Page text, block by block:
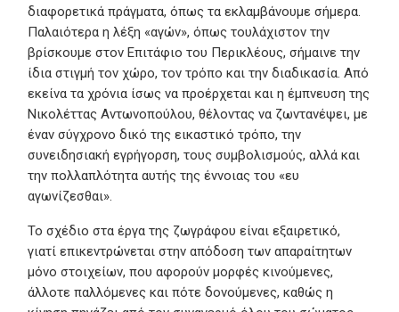
διαφορετικά πράγματα, όπως τα εκλαμβάνουμε σήμερα.
Παλαιότερα η λέξη «αγών», όπως τουλάχιστον την
βρίσκουμε στον Επιτάφιο του Περικλέους, σήμαινε την
ίδια στιγμή τον χώρο, τον τρόπο και την διαδικασία. Από
εκείνα τα χρόνια ίσως να προέρχεται και η έμπνευση της
Νικολέττας Αντωνοπούλου, θέλοντας να ζωντανέψει, με
έναν σύγχρονο δικό της εικαστικό τρόπο, την
συνειδησιακή εγρήγορση, τους συμβολισμούς, αλλά και
την πολλαπλότητα αυτής της έννοιας του «ευ
αγωνίζεσθαι».
Το σχέδιο στα έργα της ζωγράφου είναι εξαιρετικό,
γιατί επικεντρώνεται στην απόδοση των απαραίτητων
μόνο στοιχείων, που αφορούν μορφές κινούμενες,
άλλοτε παλλόμενες και πότε δονούμενες, καθώς η